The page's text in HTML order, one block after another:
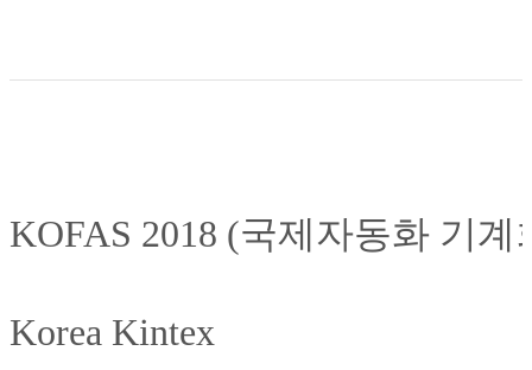
KOFAS 2018 (국제자동화 기계
Korea Kintex